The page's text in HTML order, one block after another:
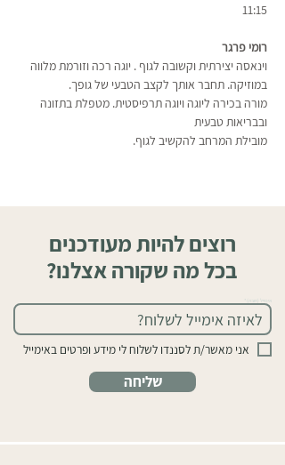
11:15
‏רומי פרגר
וינאסה יצירתית וקשובה לגוף . יוגה רכה וזורמת מלווה
במוזיקה. תחבר אותך לקצב הטבעי של גופך.
מורה בכירה ליוגה ויוגה תרפיסטית. מטפלת בתזונה
ובבריאות טבעית
מובילת המרחב להקשיב לגוף.
רוצים להיות מעודכנים
בכל מה שקורה אצלנו?
אימייל (חובה)
אני מאשר/ת לסננדו לשלוח לי מידע ופרטים באימייל
שליחה